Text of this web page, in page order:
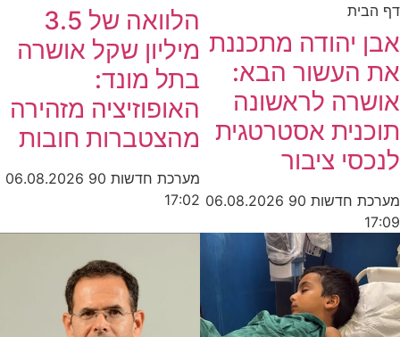
דף הבית
אבן יהודה מתכננת
את העשור הבא:
אושרה לראשונה
תוכנית אסטרטגית
לנכסי ציבור
מערכת חדשות 90
06.08.2026
17:09
הלוואה של 3.5
מיליון שקל אושרה
בתל מונד:
האופוזיציה מזהירה
מהצטברות חובות
מערכת חדשות 90
06.08.2026
17:02